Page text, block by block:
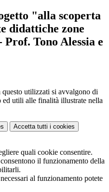
"alla scoperta
didattiche zone
Tono Alessia e
utilizzati si avvalgono di
ed utili alle finalità illustrate nella
Accetta tutti i cookies
quali cookie consentire.
il funzionamento della
al funzionamento potete